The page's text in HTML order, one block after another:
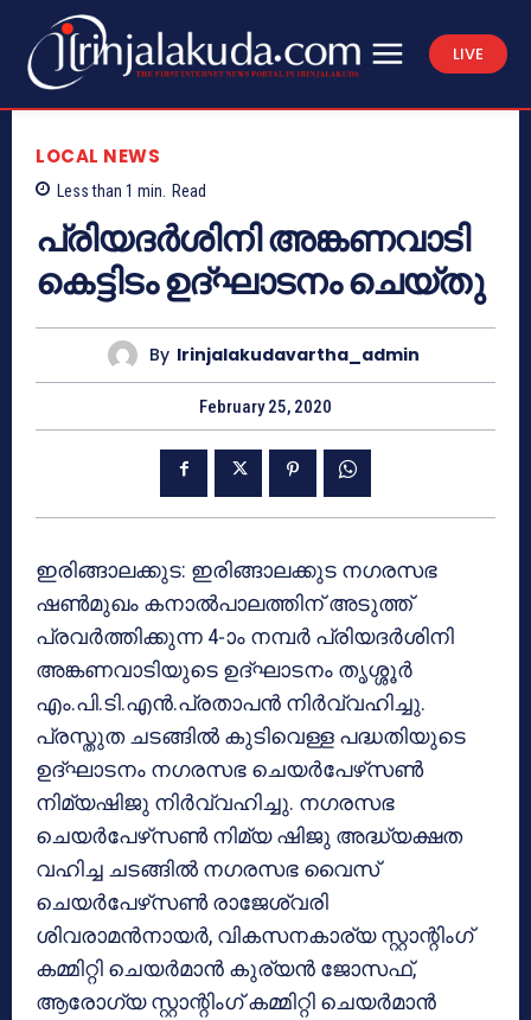
LIVE
LOCAL NEWS
Less than 1 min. Read
പ്രിയദര്‍ശിനി അങ്കണവാടി
കെട്ടിടം ഉദ്ഘാടനം ചെയ്തു
By Irinjalakudavartha_admin
February 25, 2020
ഇരിങ്ങാലക്കുട: ഇരിങ്ങാലക്കുട നഗരസഭ
ഷണ്‍മുഖം കനാല്‍പാലത്തിന് അടുത്ത്
പ്രവര്‍ത്തിക്കുന്ന 4-ാം നമ്പര്‍ പ്രിയദര്‍ശിനി
അങ്കണവാടിയുടെ ഉദ്ഘാടനം തൃശ്ശൂര്‍
എം.പി.ടി.എന്‍.പ്രതാപന്‍ നിര്‍വ്വഹിച്ചു.
പ്രസ്തുത ചടങ്ങില്‍ കുടിവെള്ള പദ്ധതിയുടെ
ഉദ്ഘാടനം നഗരസഭ ചെയര്‍പേഴ്‌സണ്‍
നിമ്യഷിജു നിര്‍വ്വഹിച്ചു. നഗരസഭ
ചെയര്‍പേഴ്‌സണ്‍ നിമ്യ ഷിജു അദ്ധ്യക്ഷത
വഹിച്ച ചടങ്ങില്‍ നഗരസഭ വൈസ്
ചെയര്‍പേഴ്‌സണ്‍ രാജേശ്വരി
ശിവരാമന്‍നായര്‍, വികസനകാര്യ സ്റ്റാന്റിംഗ്
കമ്മിറ്റി ചെയര്‍മാന്‍ കുര്യന്‍ ജോസഫ്,
ആരോഗ്യ സ്റ്റാന്റിംഗ് കമ്മിറ്റി ചെയര്‍മാന്‍